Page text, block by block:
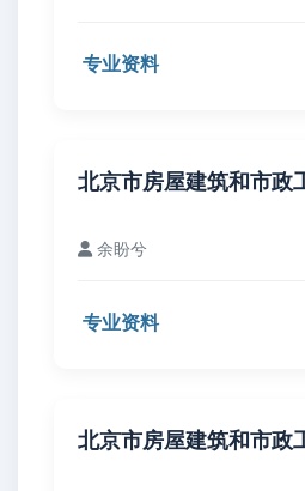
专业资料
北京市房屋建筑和市政
余盼兮
专业资料
北京市房屋建筑和市政